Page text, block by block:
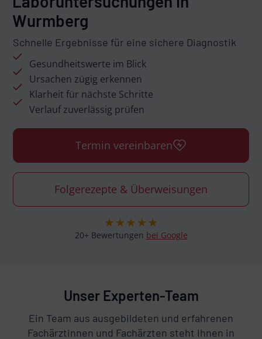
Wurmberg
Schnelle Ergebnisse für eine sichere Diagnostik
Gesundheitswerte im Blick
Ursachen zügig erkennen
Klarheit für nächste Schritte
Verlauf zuverlässig prüfen
Termin vereinbaren
Folgerezepte & Überweisungen
20+ Bewertungen bei Google
Unser Experten-Team
Ein Team aus ausgebildeten und erfahrenen
Fachärztinnen und Fachärzten steht Ihnen in